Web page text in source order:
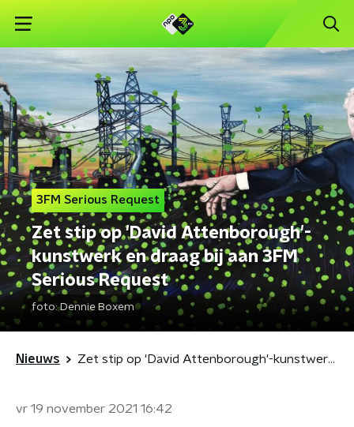
3FM Serious Request
Zet stip op 'David Attenborough'-
kunstwerk en draag bij aan 3FM
Serious Request
foto:Dennie Boxem
Nieuws Zet stip op 'David Attenborough'-kunstwerk en draag bij aan 3FM Serious Request
vr 19 november 2021 16:42